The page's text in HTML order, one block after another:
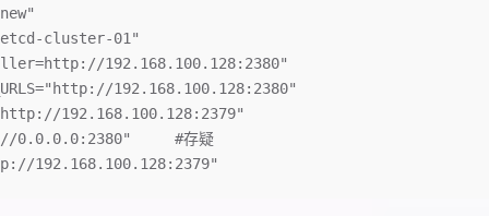
cluster-01"
192.168.100.128:2380"
192.168.100.128:2380"
192.168.100.128:2379"
0.0.0.0:2380"     #存疑
192.168.100.128:2379"